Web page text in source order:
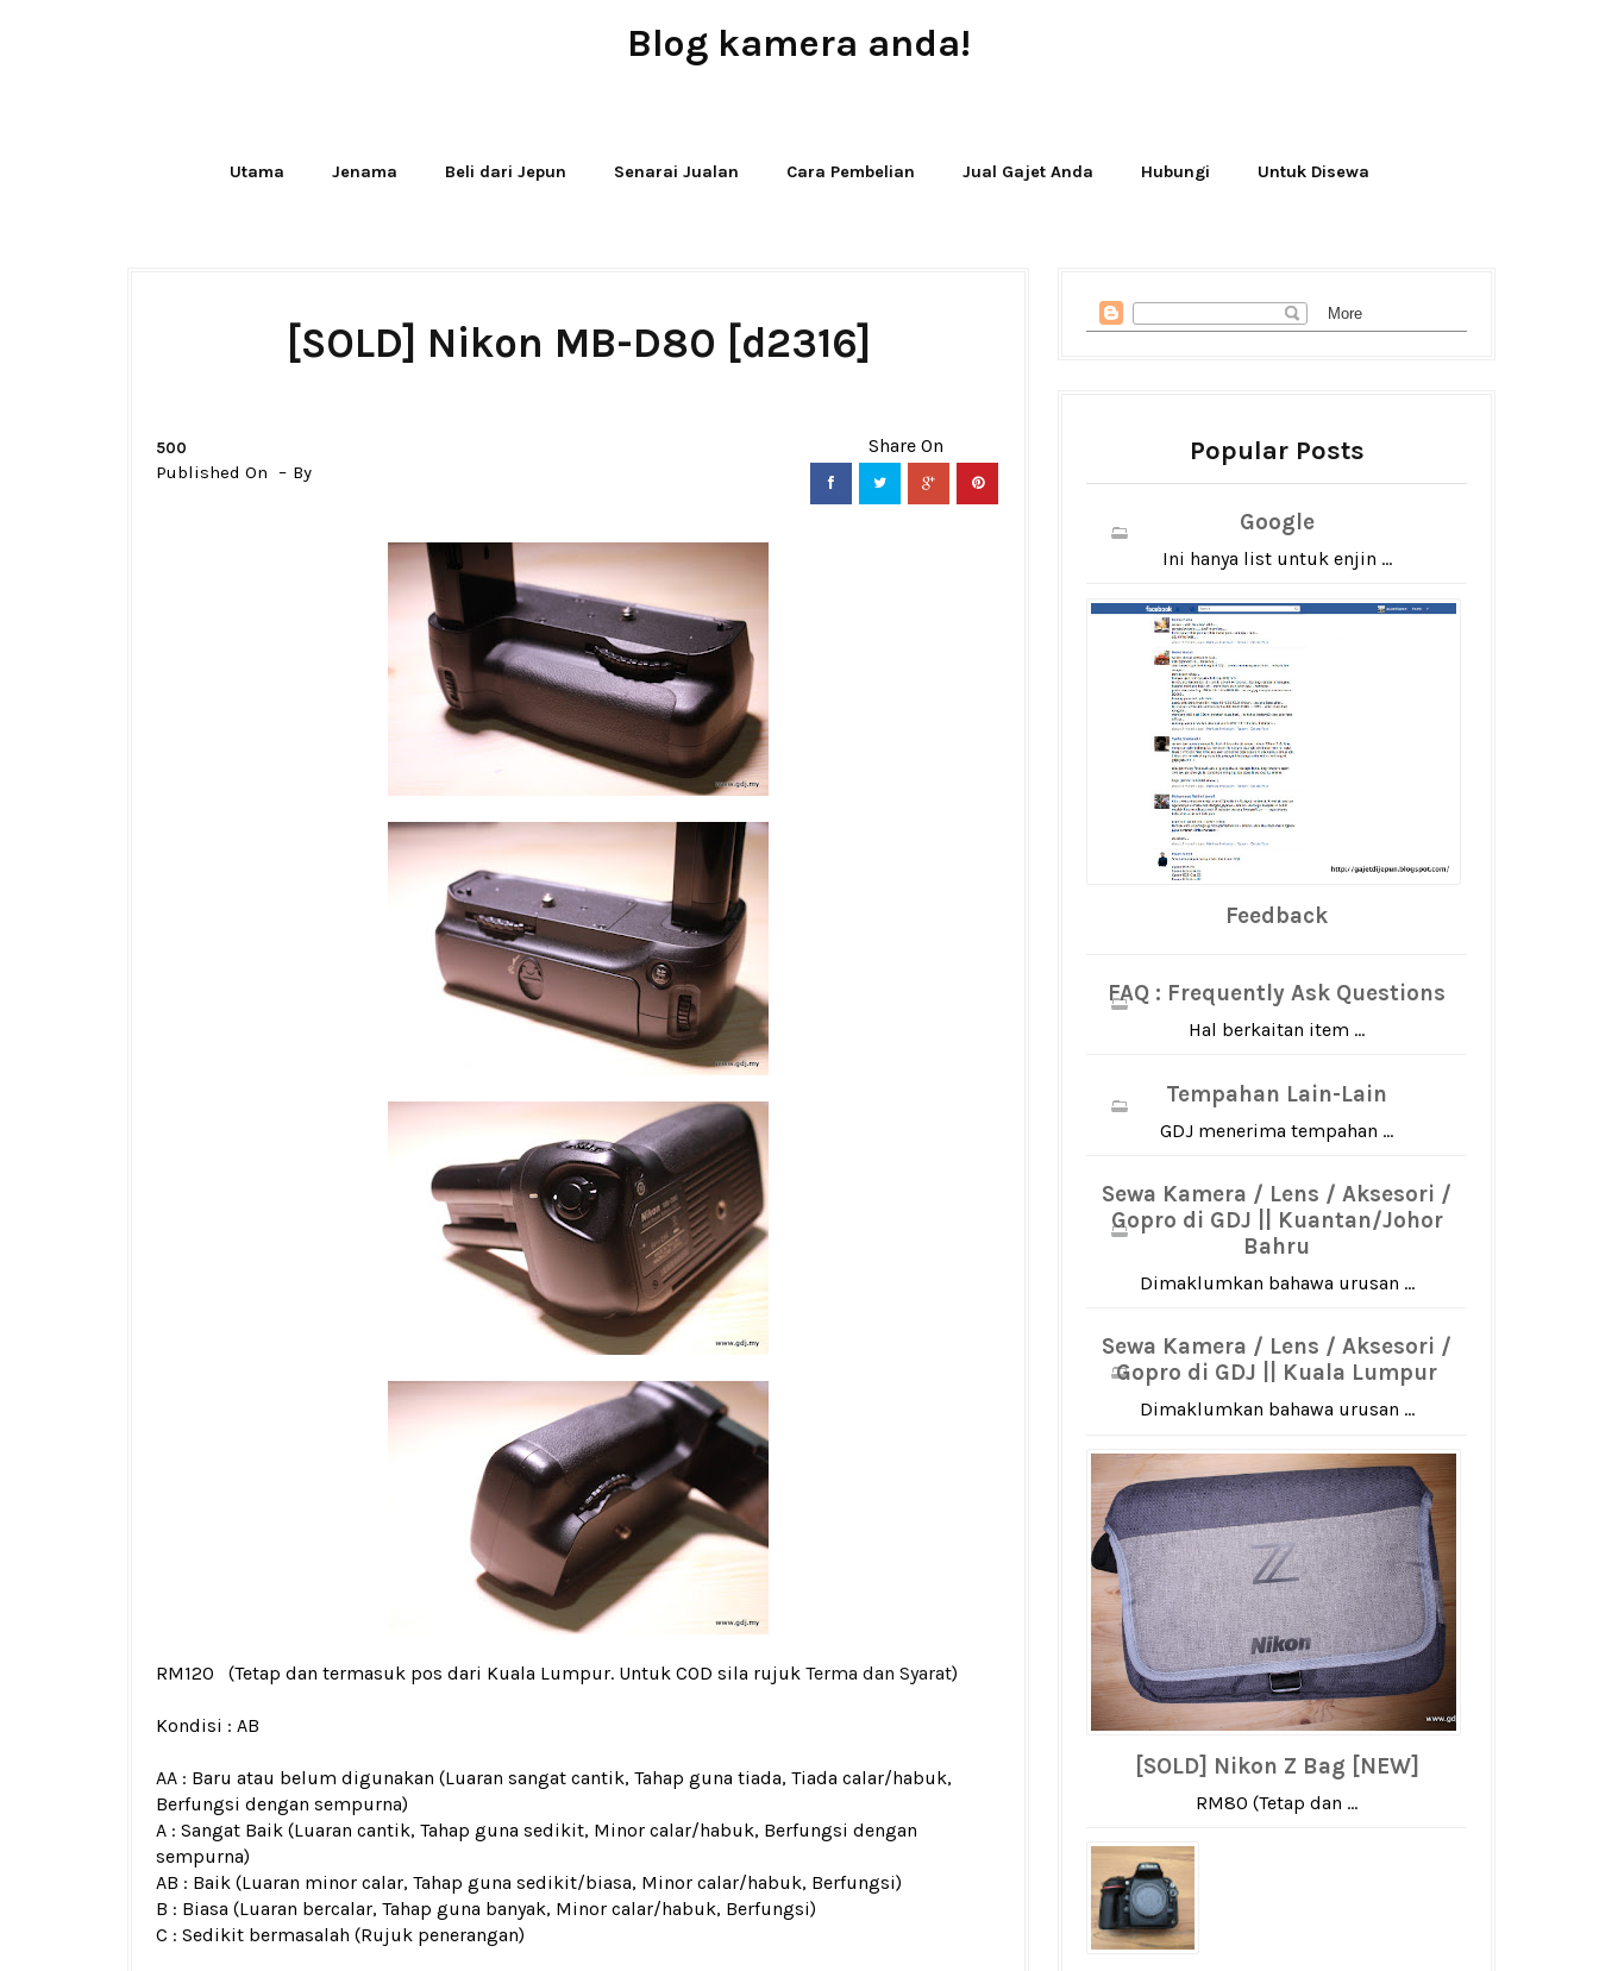
Blog kamera anda!
Utama Jenama Beli dari Jepun Senarai Jualan Cara Pembelian Jual Gajet Anda Hubungi Untuk Disewa
[SOLD] Nikon MB-D80 [d2316]
500
Published On By
RM120 (Tetap dan termasuk pos dari Kuala Lumpur. Untuk COD sila rujuk Terma dan Syarat)
Kondisi : AB
AA : Baru atau belum digunakan (Luaran sangat cantik, Tahap guna tiada, Tiada calar/habuk,
Berfungsi dengan sempurna)
A : Sangat Baik (Luaran cantik, Tahap guna sedikit, Minor calar/habuk, Berfungsi dengan
sempurna)
AB : Baik (Luaran minor calar, Tahap guna sedikit/biasa, Minor calar/habuk, Berfungsi)
B : Biasa (Luaran bercalar, Tahap guna banyak, Minor calar/habuk, Berfungsi)
C : Sedikit bermasalah (Rujuk penerangan)
Popular Posts
Google
Ini hanya list untuk enjin ...
Feedback
FAQ : Frequently Ask Questions
Hal berkaitan item ...
Tempahan Lain-Lain
GDJ menerima tempahan ...
Sewa Kamera / Lens / Aksesori /
Gopro di GDJ || Kuantan/Johor
Bahru
Dimaklumkan bahawa urusan ...
Sewa Kamera / Lens / Aksesori /
Gopro di GDJ || Kuala Lumpur
Dimaklumkan bahawa urusan ...
[SOLD] Nikon Z Bag [NEW]
RM80 (Tetap dan ...